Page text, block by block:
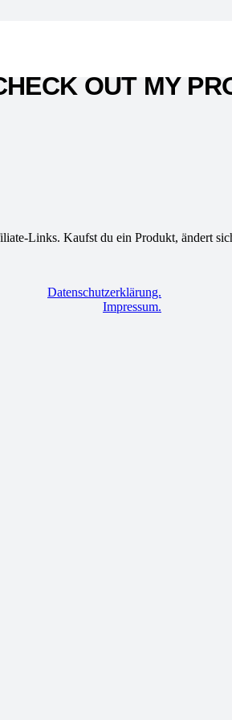
OUT MY
Links. Kaufst du ein Produkt, ändert
Datenschutzerklärung.
Impressum.